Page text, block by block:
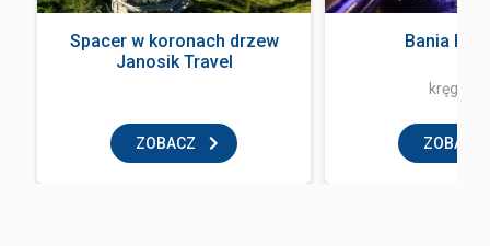
Spacer w koronach drzew
Janosik Travel
ZOBACZ
Bania
ZOBACZ